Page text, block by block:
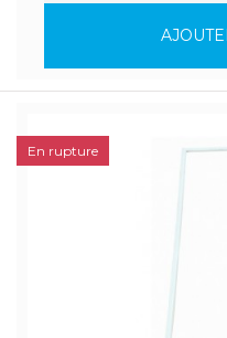
En rupture